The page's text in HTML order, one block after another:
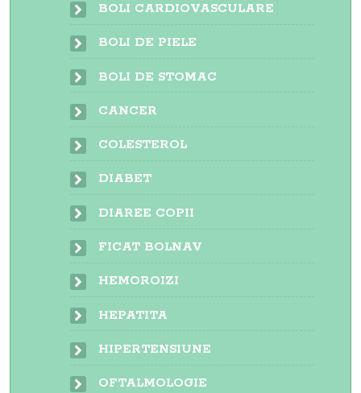
BOLI CARDIOVASCULARE
BOLI DE PIELE
BOLI DE STOMAC
CANCER
COLESTEROL
DIABET
DIAREE COPII
FICAT BOLNAV
HEMOROIZI
HEPATITA
HIPERTENSIUNE
OFTALMOLOGIE